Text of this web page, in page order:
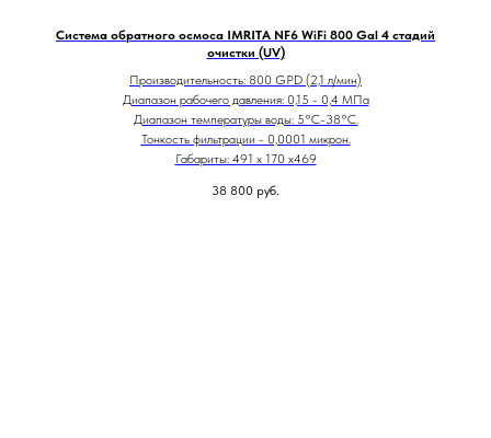
Система обратного осмоса IMRITA NF6 WiFi 800 Gal 4 стадий
очистки (UV)
Производительность: 800 GPD (2,1 л/мин)
Диапазон рабочего давления: 0,15 - 0,4 МПа
Диапазон температуры воды: 5°С-38°С.
Тонкость фильтрации - 0,0001 микрон.
Габариты: 491 х 170 х469
38 800 руб.